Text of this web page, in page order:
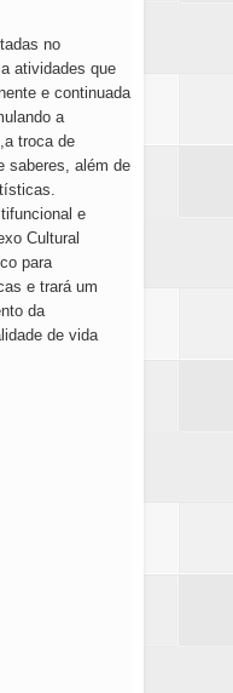
no
atividades que
e continuada
a
troca de
saberes, além de
e
Cultural
para
e trará um
da
de vida